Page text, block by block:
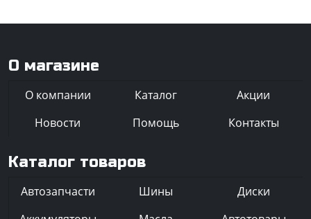
О магазине
О компании Каталог
Акции
Новости
Помощь Контакты
Каталог товаров
Автозапчасти Шины
Диски